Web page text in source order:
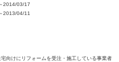
2014/03/17
2013/04/11
宅向けにリフォームを受注・施工している事業者